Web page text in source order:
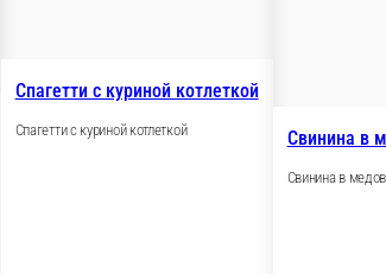
Спагетти с куриной котлеткой
Спагетти с куриной котлеткой Свинина в
Свинина в